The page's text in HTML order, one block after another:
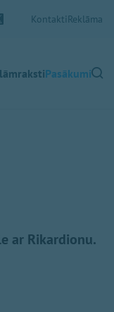
KontaktiReklāma
Pasākumi
ar Rikardionu.